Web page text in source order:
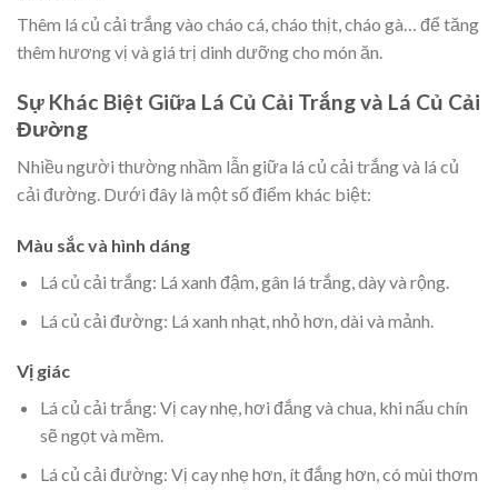
Thêm lá củ cải trắng vào cháo cá, cháo thịt, cháo gà… để tăng
thêm hương vị và giá trị dinh dưỡng cho món ăn.
Sự Khác Biệt Giữa Lá Củ Cải Trắng và Lá Củ Cải
Đường
Nhiều người thường nhầm lẫn giữa lá củ cải trắng và lá củ
cải đường. Dưới đây là một số điểm khác biệt:
Màu sắc và hình dáng
Lá củ cải trắng: Lá xanh đậm, gân lá trắng, dày và rộng.
Lá củ cải đường: Lá xanh nhạt, nhỏ hơn, dài và mảnh.
Vị giác
Lá củ cải trắng: Vị cay nhẹ, hơi đắng và chua, khi nấu chín
sẽ ngọt và mềm.
Lá củ cải đường: Vị cay nhẹ hơn, ít đắng hơn, có mùi thơm